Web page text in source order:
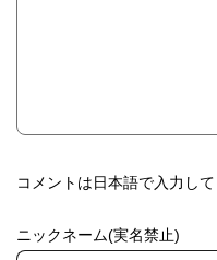
コメントは日本語で入力し
ニックネーム(実名禁止)